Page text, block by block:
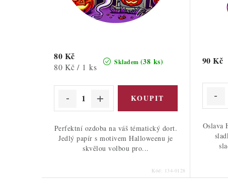
Skladem (38 ks)
80 Kč
Měrná
80 Kč / 1 ks
Perfektní ozdoba na váš tématický dort.
Jedlý papír s motivem Halloweenu je
skvělou volbou pro...
Kód: 134-0128
90 Kč
Oslava